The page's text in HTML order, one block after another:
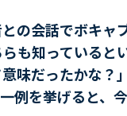
の会話でボキャ
も知っていると
味だったかな？
例を挙げると、